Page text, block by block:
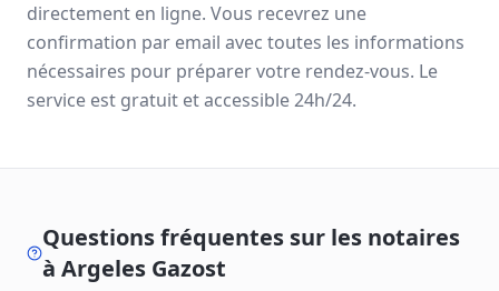
directement en ligne. Vous recevrez une
confirmation par email avec toutes les informations
nécessaires pour préparer votre rendez-vous. Le
service est gratuit et accessible 24h/24.
Questions fréquentes sur les notaires
àArgeles Gazost